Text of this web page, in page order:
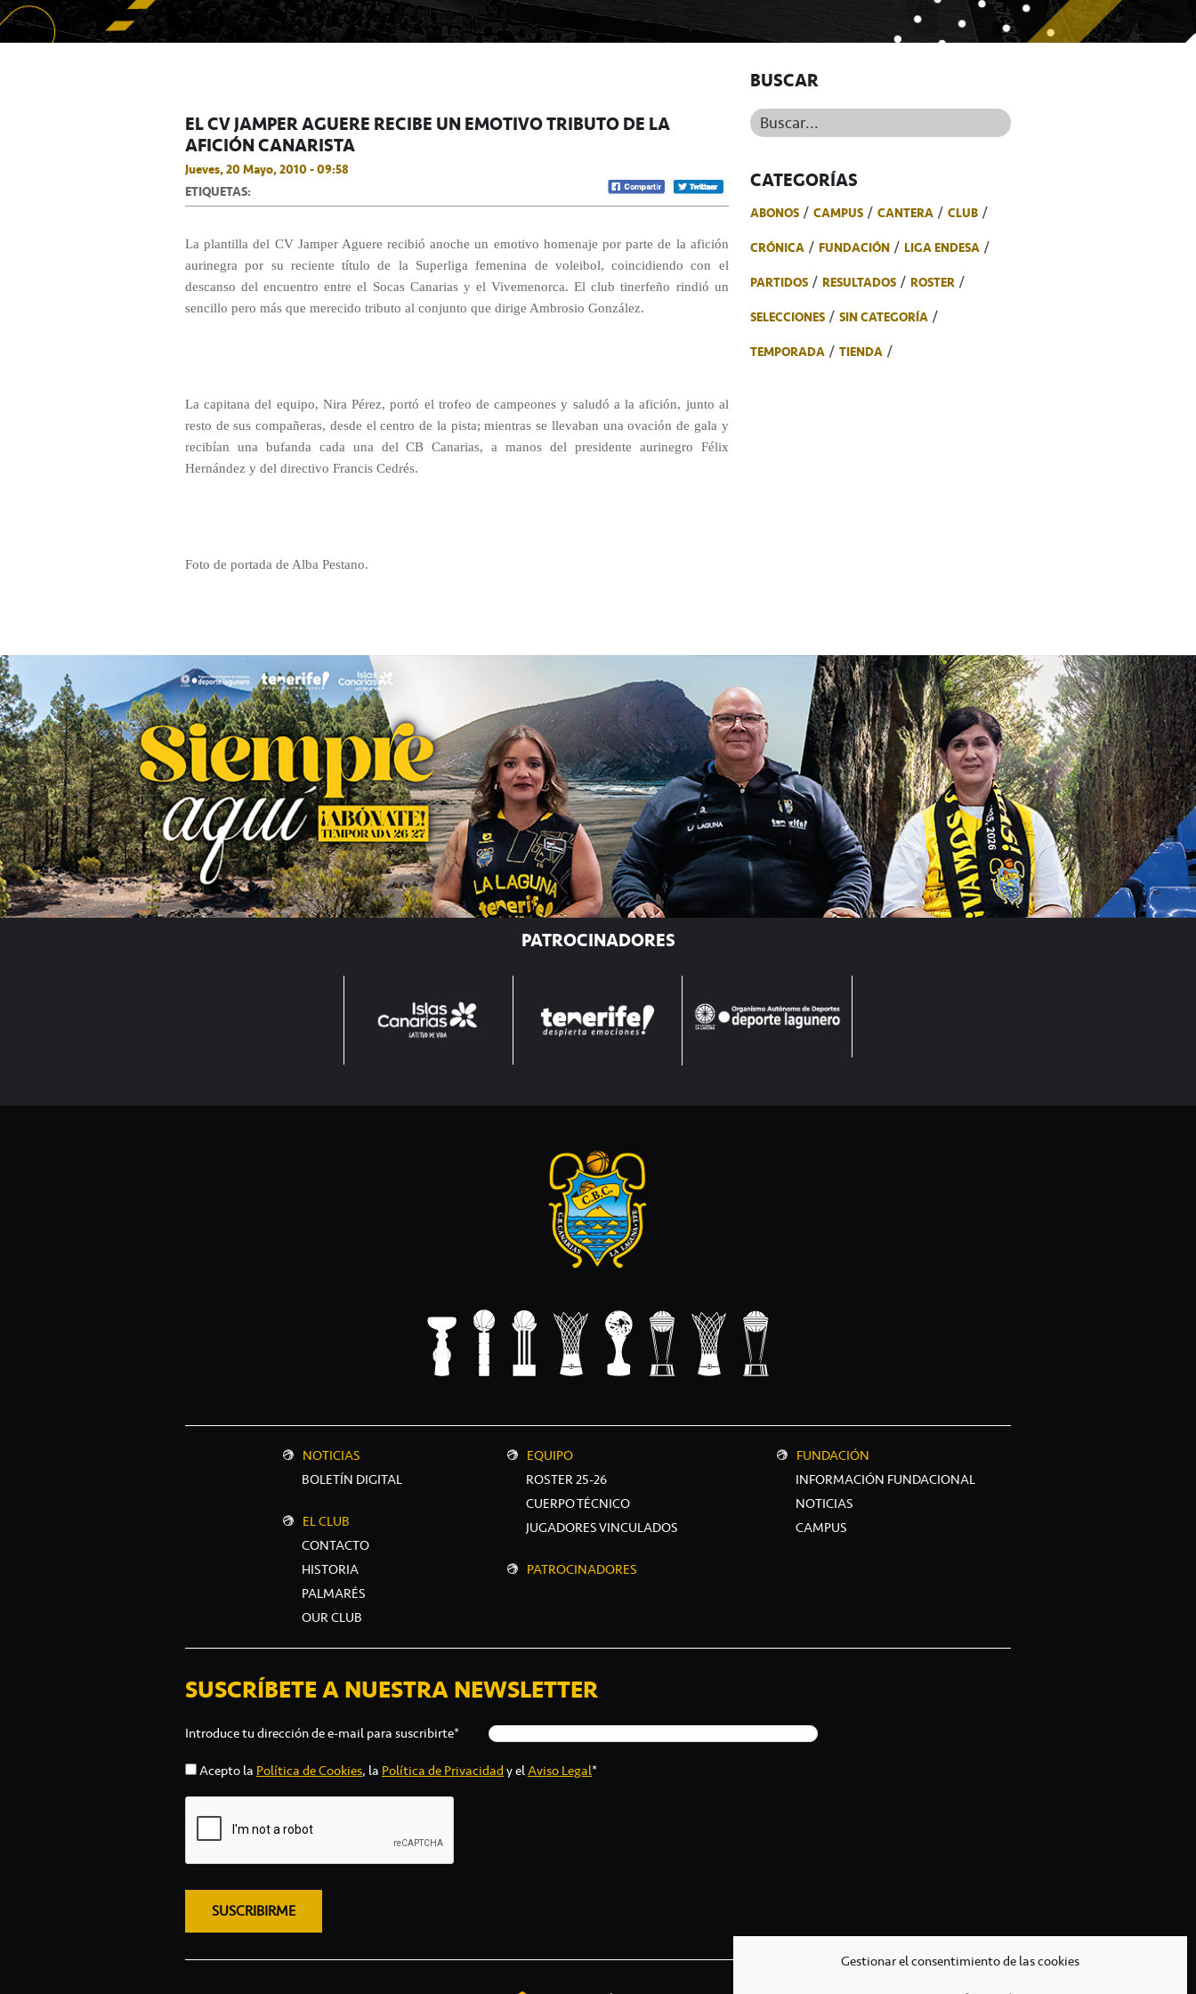
Gestionar el consentimiento de las cookies
EL CV JAMPER AGUERE RECIBE UN EMOTIVO TRIBUTO DE LA
AFICIÓN CANARISTA
Jueves, 20 Mayo, 2010 - 09:58
ETIQUETAS:
La plantilla del CV Jamper Aguere recibió anoche un emotivo homenaje por parte de la afición
aurinegra por su reciente título de la Superliga femenina de voleibol, coincidiendo con el
descanso del encuentro entre el Socas Canarias y el Vivemenorca. El club tinerfeño rindió un
sencillo pero más que merecido tributo al conjunto que dirige Ambrosio González.
La capitana del equipo, Nira Pérez, portó el trofeo de campeones y saludó a la afición, junto al
resto de sus compañeras, desde el centro de la pista; mientras se llevaban una ovación de gala y
recibían una bufanda cada una del CB Canarias, a manos del presidente aurinegro Félix
Hernández y del directivo Francis Cedrés.
Foto de portada de Alba Pestano.
BUSCAR
Buscar...
CATEGORÍAS
ABONOS CAMPUS CANTERA
CLUB
CRÓNICA
FUNDACIÓN
LIGA ENDESA
PARTIDOS
RESULTADOS
ROSTER
SELECCIONES
SIN CATEGORÍA
TEMPORADA
TIENDA
PATROCINADORES
NOTICIAS
BOLETÍN DIGITAL
EL CLUB
CONTACTO
HISTORIA
PALMARÉS
OUR CLUB
EQUIPO
ROSTER 25-26
CUERPO TÉCNICO
JUGADORES VINCULADOS
PATROCINADORES
FUNDACIÓN
INFORMACIÓN FUNDACIONAL
NOTICIAS
CAMPUS
SUSCRÍBETE A NUESTRA NEWSLETTER
Introduce tu dirección de e-mail para suscribirte*
Acepto la Política de Cookies, la Política de Privacidady elAviso Legal*